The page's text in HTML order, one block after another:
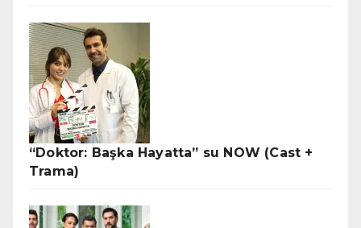
“Doktor: Başka Hayatta” su NOW (Cast +
Trama)